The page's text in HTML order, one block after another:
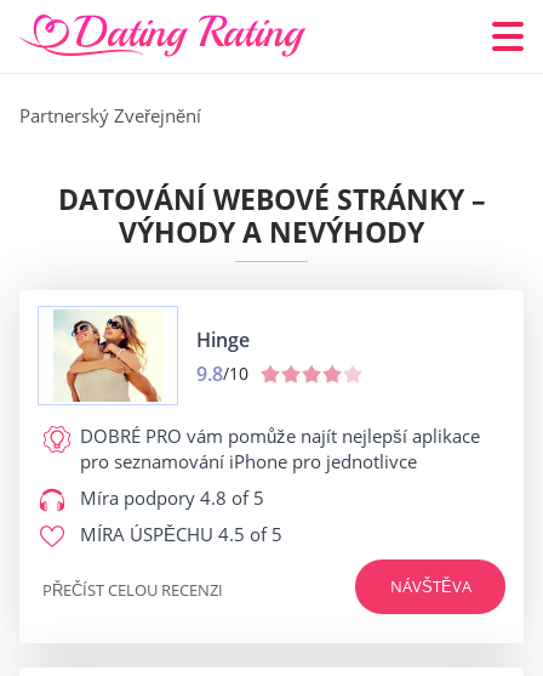
Partnerský Zveřejnění
DATOVÁNÍ WEBOVÉ STRÁNKY –
VÝHODY A NEVÝHODY
Hinge
9.8/10
DOBRÉ PRO vám pomůže najít nejlepší aplikace
pro seznamování iPhone pro jednotlivce
Míra podpory 4.8 of 5
MÍRA ÚSPĚCHU 4.5 of 5
NÁVŠTĚVA
PŘEČÍST CELOU RECENZI